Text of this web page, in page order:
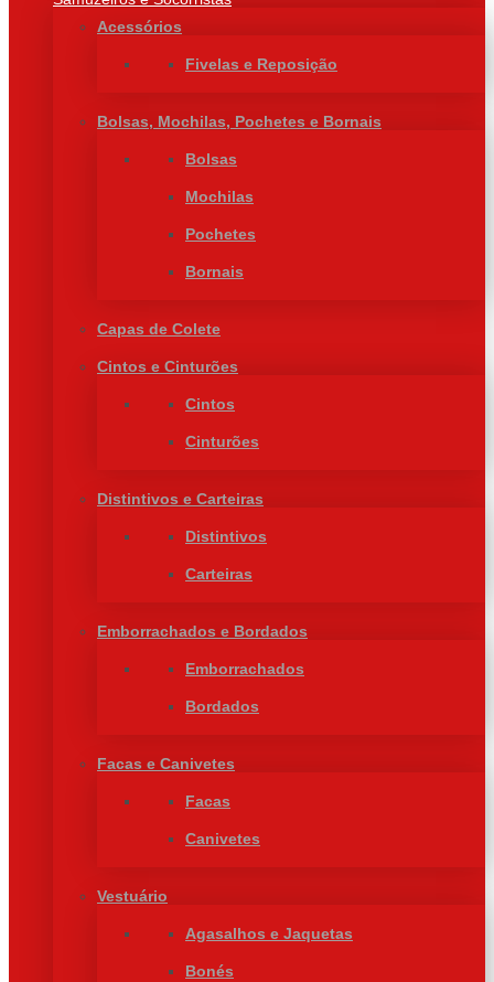
Acessórios
Fivelas e Reposição
Bolsas, Mochilas, Pochetes e Bornais
Bolsas
Mochilas
Pochetes
Bornais
Capas de Colete
Cintos e Cinturões
Cintos
Cinturões
Distintivos e Carteiras
Distintivos
Carteiras
Emborrachados e Bordados
Emborrachados
Bordados
Facas e Canivetes
Facas
Canivetes
Vestuário
Agasalhos e Jaquetas
Bonés